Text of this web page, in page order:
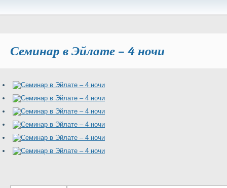
Семинар в Эйлате – 4 ночи